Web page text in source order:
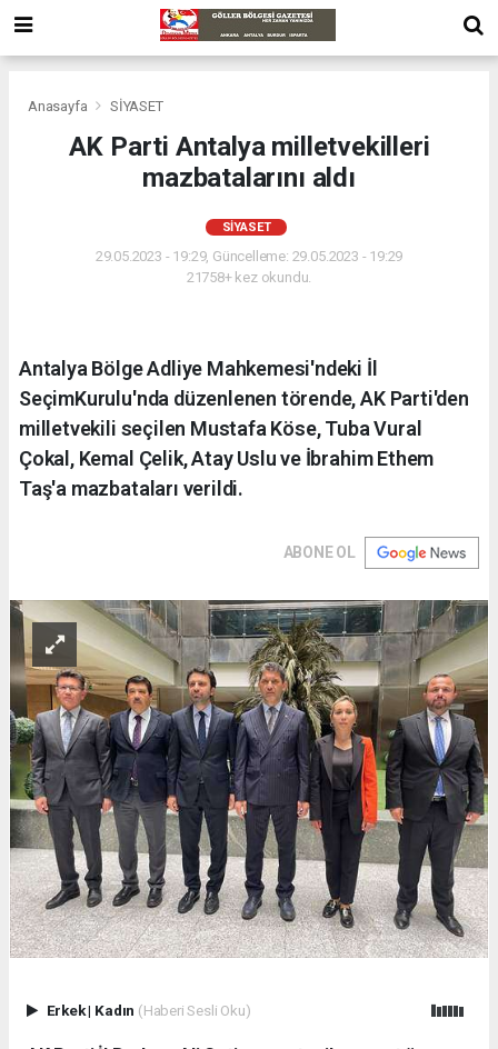
Anasayfa SİYASET
AK Parti Antalya milletvekilleri
mazbatalarını aldı
SİYASET
29.05.2023 - 19:29, Güncelleme: 29.05.2023 - 19:29
21758+ kez okundu.
Antalya Bölge Adliye Mahkemesi'ndeki İl
SeçimKurulu'nda düzenlenen törende, AK Parti'den
milletvekili seçilen Mustafa Köse, Tuba Vural
Çokal, Kemal Çelik, Atay Uslu ve İbrahim Ethem
Taş'a mazbataları verildi.
ABONE OL
Erkek| Kadın (Haberi Sesli Oku)